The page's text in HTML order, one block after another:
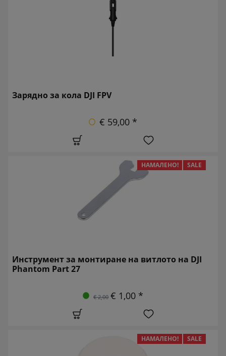
Зарядно за кола DJI FPV
€ 59,00 *
НАМАЛЕНО! SALE
Инструмент за монтиране на витлото на DJI
Phantom Part 27
€ 2,00 € 1,00 *
НАМАЛЕНО! SALE